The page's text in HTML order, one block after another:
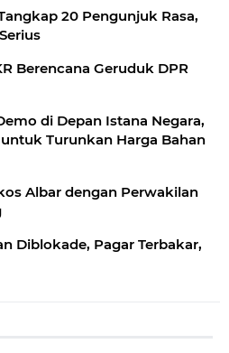
20 Pengunjuk Rasa,
Berencana Geruduk DPR
di Depan Istana Negara,
Turunkan Harga Bahan
Albar dengan Perwakilan
Diblokade, Pagar Terbakar,